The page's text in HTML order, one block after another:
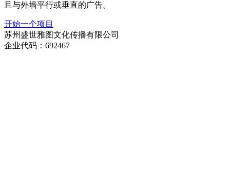
且与外墙平行或垂直的广告。
开始一个项目
苏州盛世雅图文化传播有限公司
企业代码：692467